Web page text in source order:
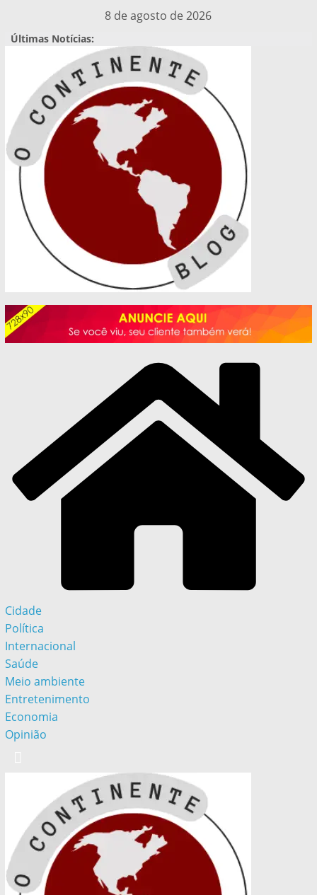
para
8 de agosto de 2026
Últimas Notícias:
Cidade
Política
Internacional
Saúde
Meio ambiente
Entretenimento
Economia
Opinião